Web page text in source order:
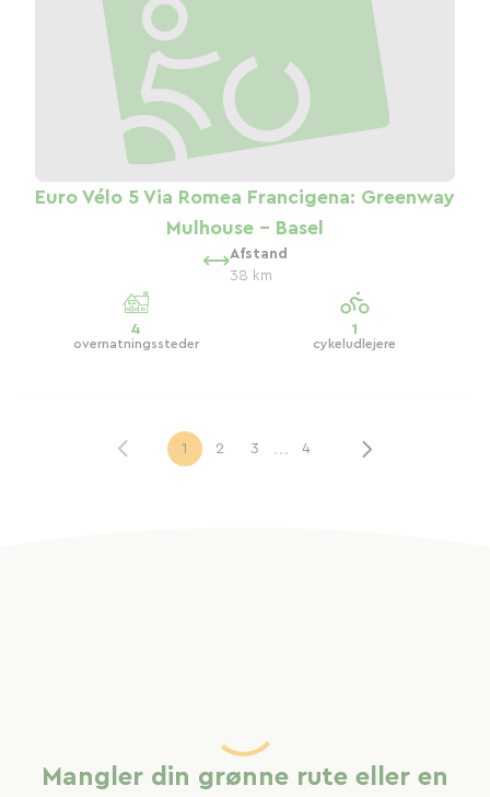
Euro Vélo 5 Via Romea Francigena: Greenway
Mulhouse - Basel
Afstand
38 km
4
overnatningssteder
1
cykeludlejere
1 2 3 ... 4
Mangler din grønne rute eller en